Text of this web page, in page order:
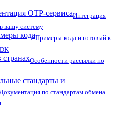
OTP-сервисаИнтеграция
вашу систему
кодаПримеры кода и готовый к
Особенности рассылки по
стандарты и
по стандартам обмена